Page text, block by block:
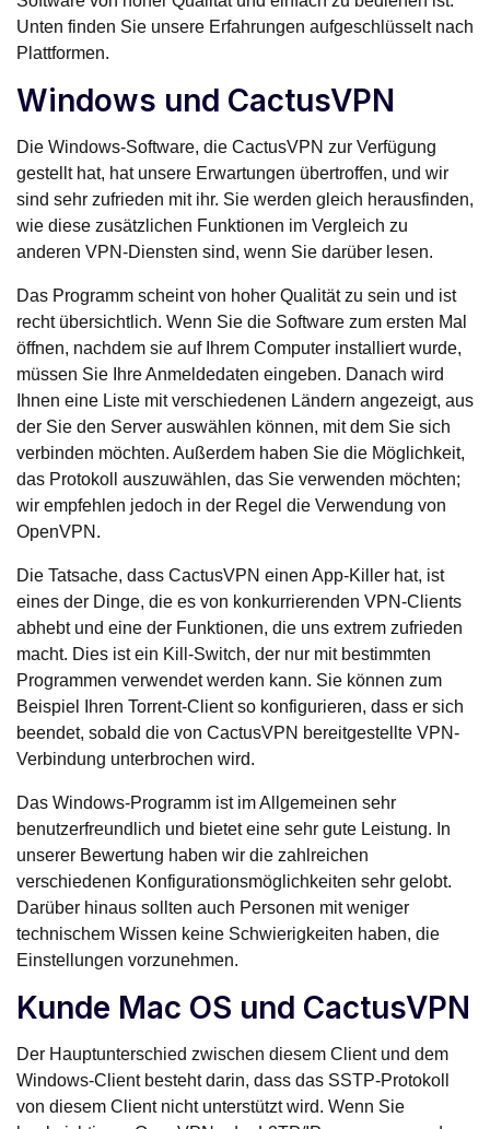
Unten finden Sie unsere Erfahrungen aufgeschlüsselt nach
Plattformen.
Windows und CactusVPN
Die Windows-Software, die CactusVPN zur Verfügung
gestellt hat, hat unsere Erwartungen übertroffen, und wir
sind sehr zufrieden mit ihr. Sie werden gleich herausfinden,
wie diese zusätzlichen Funktionen im Vergleich zu
anderen VPN-Diensten sind, wenn Sie darüber lesen.
Das Programm scheint von hoher Qualität zu sein und ist
recht übersichtlich. Wenn Sie die Software zum ersten Mal
öffnen, nachdem sie auf Ihrem Computer installiert wurde,
müssen Sie Ihre Anmeldedaten eingeben. Danach wird
Ihnen eine Liste mit verschiedenen Ländern angezeigt, aus
der Sie den Server auswählen können, mit dem Sie sich
verbinden möchten. Außerdem haben Sie die Möglichkeit,
das Protokoll auszuwählen, das Sie verwenden möchten;
wir empfehlen jedoch in der Regel die Verwendung von
OpenVPN.
Die Tatsache, dass CactusVPN einen App-Killer hat, ist
eines der Dinge, die es von konkurrierenden VPN-Clients
abhebt und eine der Funktionen, die uns extrem zufrieden
macht. Dies ist ein Kill-Switch, der nur mit bestimmten
Programmen verwendet werden kann. Sie können zum
Beispiel Ihren Torrent-Client so konfigurieren, dass er sich
beendet, sobald die von CactusVPN bereitgestellte VPN-
Verbindung unterbrochen wird.
Das Windows-Programm ist im Allgemeinen sehr
benutzerfreundlich und bietet eine sehr gute Leistung. In
unserer Bewertung haben wir die zahlreichen
verschiedenen Konfigurationsmöglichkeiten sehr gelobt.
Darüber hinaus sollten auch Personen mit weniger
technischem Wissen keine Schwierigkeiten haben, die
Einstellungen vorzunehmen.
Kunde Mac OS und CactusVPN
Der Hauptunterschied zwischen diesem Client und dem
Windows-Client besteht darin, dass das SSTP-Protokoll
von diesem Client nicht unterstützt wird. Wenn Sie